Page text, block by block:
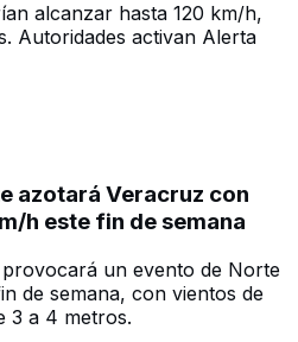
alcanzar hasta 120 km/h,
Autoridades activan Alerta
azotará Veracruz con
h este fin de semana
un evento de Norte
de semana, con vientos de
3 a 4 metros.